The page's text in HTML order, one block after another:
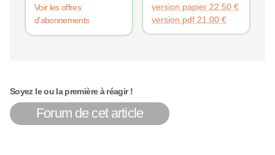
Voir les offres
d'abonnements
version papier 22,50€
version pdf 21,00€
Soyez le ou la première à réagir !
Forum de cet article